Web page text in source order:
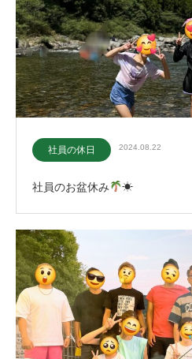
社員の休日 2024.08.22
社員のお盆休み ☀